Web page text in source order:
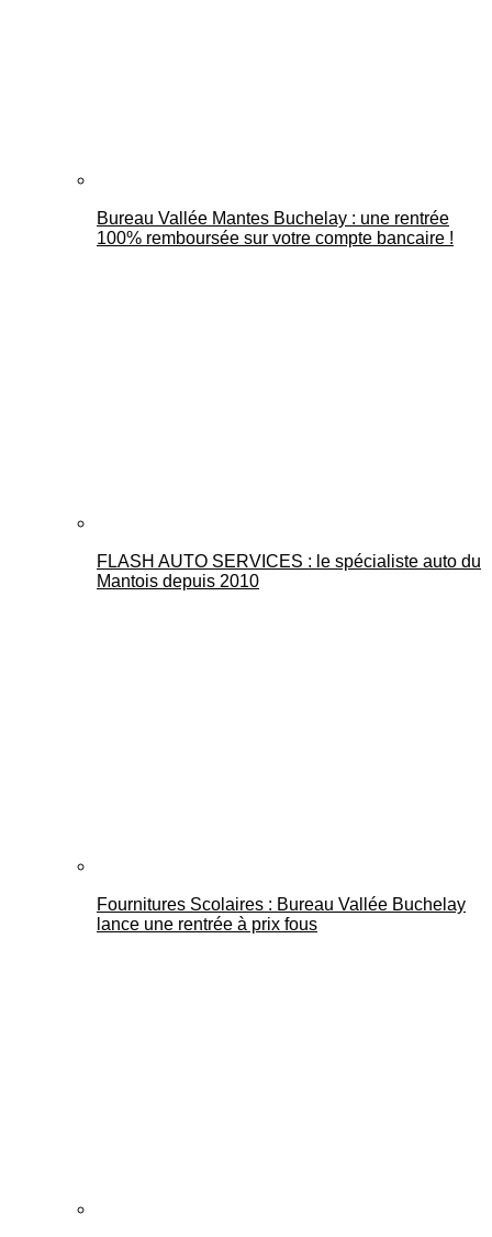
Bureau Vallée Mantes Buchelay : une rentrée
100% remboursée sur votre compte bancaire !
FLASH AUTO SERVICES : le spécialiste auto du
Mantois depuis 2010
Fournitures Scolaires : Bureau Vallée Buchelay
lance une rentrée à prix fous